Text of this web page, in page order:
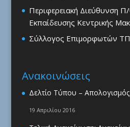
Περιφερειακή Διεύθυνση
Εκπαίδευσης Κεντρικής
Σύλλογος Επιμορφωτών
Ανακοινώσεις
Δελτίο Τύπου –
19 Απριλίου 2016